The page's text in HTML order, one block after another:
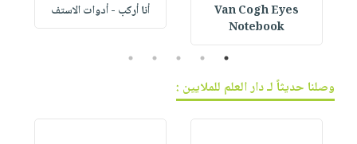
Van Cogh Eyes
Notebook
أنا أركب - أدوات الاستف
1
2
3
4
5
وصلنا حديثاً لـ دار العلم للملايين :